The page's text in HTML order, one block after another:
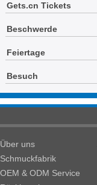
Gets.cn Tickets
Beschwerde
Feiertage
Besuch
Über uns
Schmuckfabrik
OEM & ODM Service